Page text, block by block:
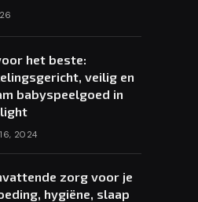
het beste:
veilig en
babyspeelgoed in
2024
zorg voor je
hygiëne, slaap